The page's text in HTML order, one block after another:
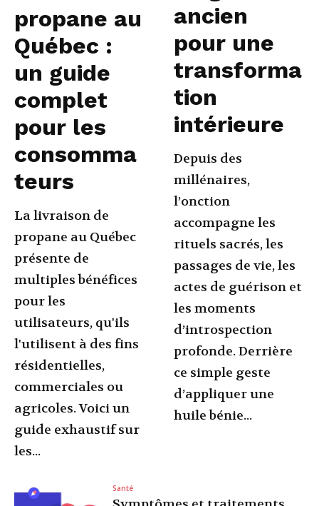
propane au
Québec :
un guide
complet
pour les
consomma
teurs
La livraison de
propane au Québec
présente de
multiples bénéfices
pour les
utilisateurs, qu'ils
l'utilisent à des fins
résidentielles,
commerciales ou
agricoles. Voici un
guide exhaustif sur
les...
ancien
pour une
transforma
tion
intérieure
Depuis des
millénaires,
l’onction
accompagne les
rituels sacrés, les
passages de vie, les
actes de guérison et
les moments
d’introspection
profonde. Derrière
ce simple geste
d’appliquer une
huile bénie...
Santé